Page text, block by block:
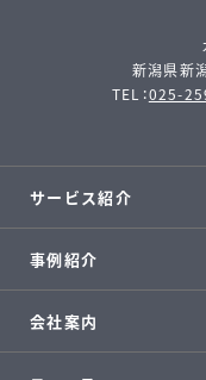
新潟県新
TEL：025-
サービス紹介
事例紹介
会社案内